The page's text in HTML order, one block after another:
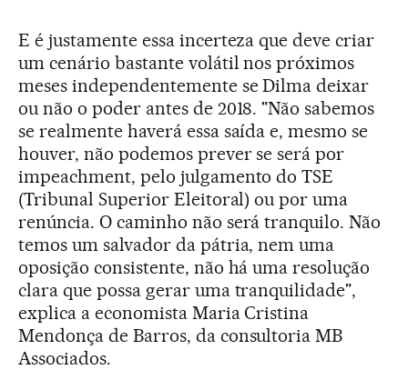
E é justamente essa incerteza que deve criar
um cenário bastante volátil nos próximos
meses independentemente se Dilma deixar
ou não o poder antes de 2018. "Não sabemos
se realmente haverá essa saída e, mesmo se
houver, não podemos prever se será por
impeachment, pelo julgamento do TSE
(Tribunal Superior Eleitoral) ou por uma
renúncia. O caminho não será tranquilo. Não
temos um salvador da pátria, nem uma
oposição consistente, não há uma resolução
clara que possa gerar uma tranquilidade",
explica a economista Maria Cristina
Mendonça de Barros, da consultoria MB
Associados.